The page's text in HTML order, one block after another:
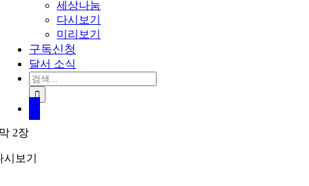
세상나눔
다시보기
미리보기
구독신청
달서 소식
검
색:
2장
시보기